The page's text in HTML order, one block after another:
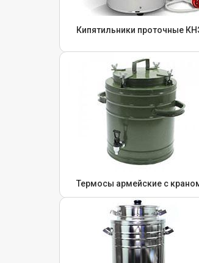
Кипятильники проточные
Термосы армейские с